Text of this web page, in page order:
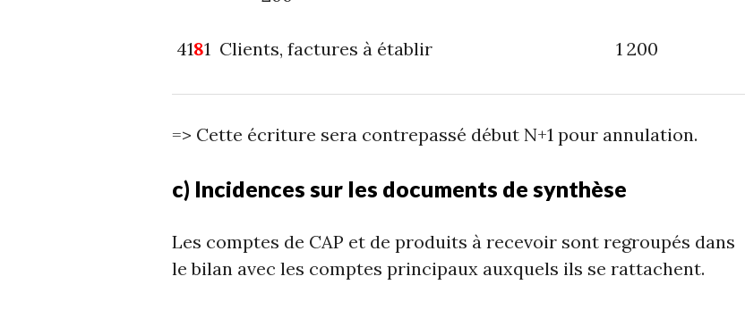
4181 Clients, factures à établir 1 200
=> Cette écriture sera contrepassé début N+1 pour annulation.
c) Incidences sur les documents de synthèse
Les comptes de CAP et de produits à recevoir sont regroupés dans
le bilan avec les comptes principaux auxquels ils se rattachent.